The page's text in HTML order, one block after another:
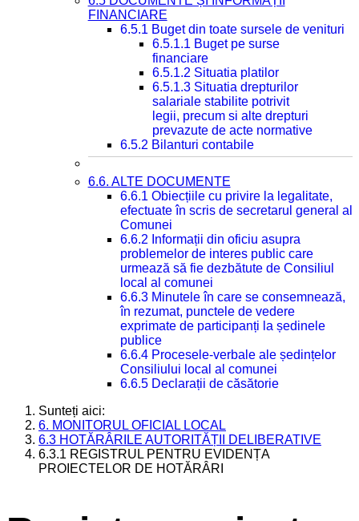
FINANCIARE
6.5.1 Buget din toate sursele de venituri
6.5.1.1 Buget pe surse
financiare
6.5.1.2 Situatia platilor
6.5.1.3 Situatia drepturilor
salariale stabilite potrivit
legii, precum si alte drepturi
prevazute de acte normative
6.5.2 Bilanturi contabile
6.6. ALTE DOCUMENTE
6.6.1 Obiecțiile cu privire la legalitate,
efectuate în scris de secretarul general al
Comunei
6.6.2 Informații din oficiu asupra
problemelor de interes public care
urmează să fie dezbătute de Consiliul
local al comunei
6.6.3 Minutele în care se consemnează,
în rezumat, punctele de vedere
exprimate de participanți la ședinele
publice
6.6.4 Procesele-verbale ale ședințelor
Consiliului local al comunei
6.6.5 Declarații de căsătorie
Sunteți aici:
6. MONITORUL OFICIAL LOCAL
6.3 HOTĂRÂRILE AUTORITĂȚII DELIBERATIVE
6.3.1 REGISTRUL PENTRU EVIDENȚA
PROIECTELOR DE HOTĂRÂRI